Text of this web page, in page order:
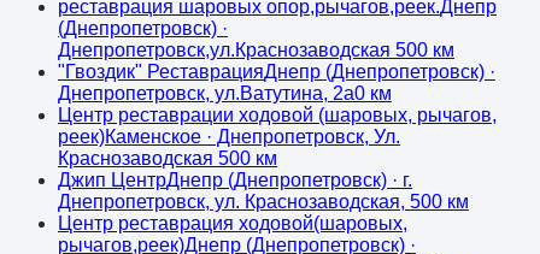
реставрация шаровых опор,рычагов,реек.Днепр
(Днепропетровск) ·
Днепропетровск,ул.Краснозаводская 500 км
"Гвоздик" РеставрацияДнепр (Днепропетровск) ·
Днепропетровск, ул.Ватутина, 2а0 км
Центр реставрации ходовой (шаровых, рычагов,
реек)Каменское · Днепропетровск, Ул.
Краснозаводская 500 км
Джип ЦентрДнепр (Днепропетровск) · г.
Днепропетровск, ул. Краснозаводская, 500 км
Центр реставрация ходовой(шаровых,
рычагов,реек)Днепр (Днепропетровск) ·